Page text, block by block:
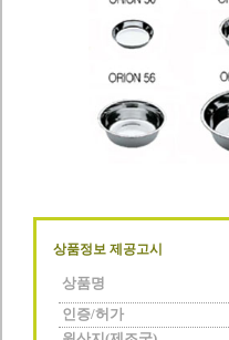
상품정보 제공고시
상품명
인증/허가